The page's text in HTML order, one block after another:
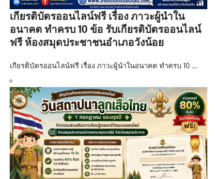
เกียรติบัตรออนไลน์ฟรี เรื่อง ภาวะผู้นำใน
อนาคต ทำครบ 10 ข้อ รับเกียรติบัตรออนไลน์
ฟรี ห้องสมุดประชาชนอำเภอวังน้อย
เกียรติบัตรออนไลน์ฟรี เรื่อง ภาวะผู้นำในอนาคต ทำครบ 10 …